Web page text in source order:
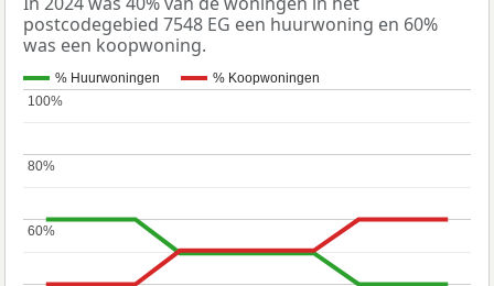
postcodegebied 7548 EG een huurwoning en 60%
was een koopwoning.
% Huurwoningen % Koopwoningen
60%
60%
80%
80%
100%
100%